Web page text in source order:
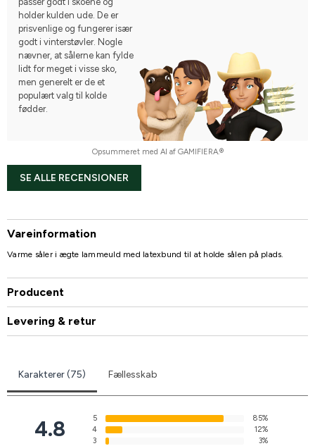
holder kulden ude. De er
prisvenlige og fungerer især
godt i vinterstøvler. Nogle
nævner, at sålerne kan fylde
lidt for meget i visse sko,
men generelt er de et
populært valg til kolde
fødder.
Opsummeret med AI af GAMIFIERA.®
SE ALLE RECENSIONER
Vareinformation
Varme såler i ægte lammeuld med latexbund til at holde sålen på plads.
Producent
Levering & retur
Karakterer (75) Fællesskab
4.8 5
85%
4
12%
3
3%